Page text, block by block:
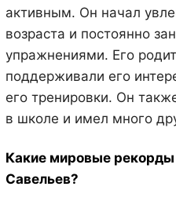
активным. Он начал
возраста и постоянно
упражнениями. Его
поддерживали его
его тренировки. Он
в школе и имел много
Какие мировые рекорды
Савельев?